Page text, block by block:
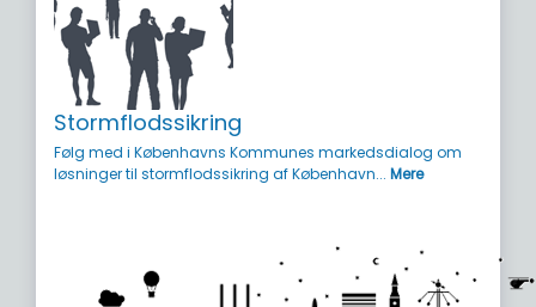
Stormflodssikring
Følg med i Københavns Kommunes markedsdialog om
løsninger til stormflodssikring af København... Mere